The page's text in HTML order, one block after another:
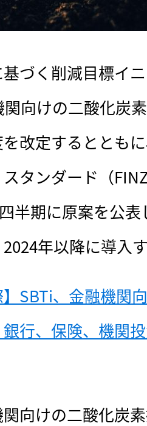
づく削減目標イ
向けの二酸化炭
改定するととも
タンダード（
半期に原案を公
年以降に導入
】SBTi、金融機関
行、保険、機関
向けの二酸化炭